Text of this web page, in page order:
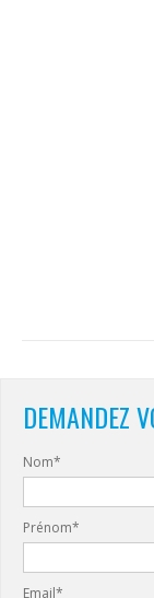
DEMANDEZ
Nom*
Prénom*
Email*